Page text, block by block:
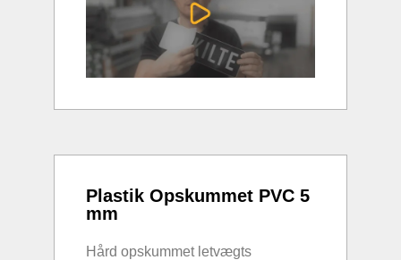
Plastik Opskummet PVC 5
mm
Hård opskummet letvægts